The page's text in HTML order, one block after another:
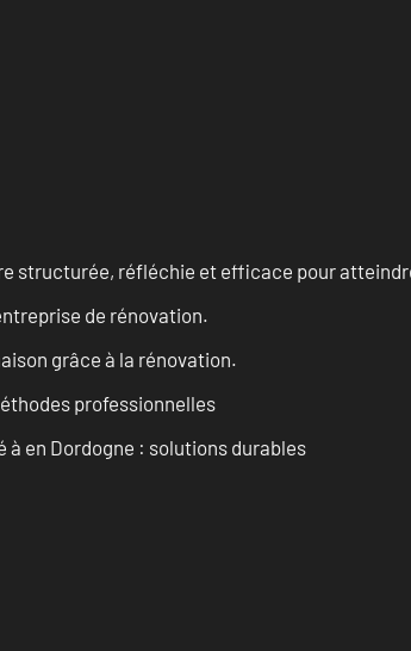
structurée, réfléchie et efficace pour
de rénovation.
grâce à la rénovation.
professionnelles
à en Dordogne : solutions durables